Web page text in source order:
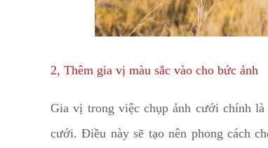
2, Thêm gia vị màu sắc vào cho bức ảnh
Gia vị trong việc chụp ảnh cưới chính là
cưới. Điều này sẽ tạo nên phong cách